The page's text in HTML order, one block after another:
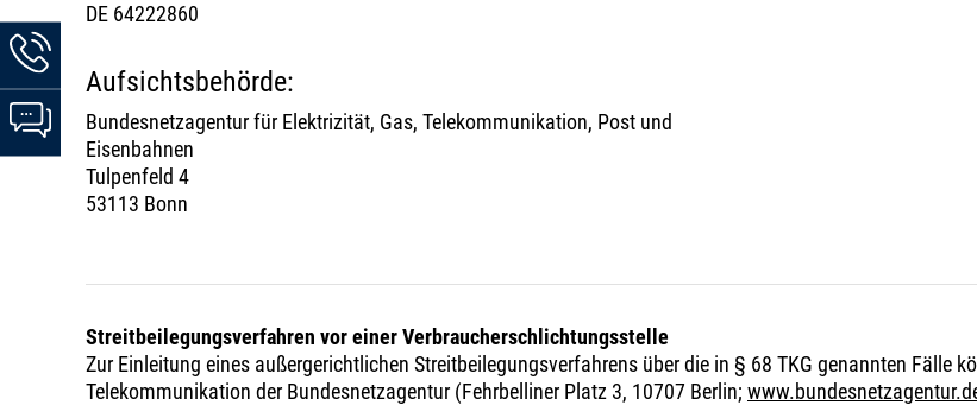
DE 64222860
Aufsichtsbehörde:
Bundesnetzagentur für Elektrizität, Gas, Telekommunikation, Post und
Eisenbahnen
Tulpenfeld 4
53113 Bonn
Streitbeilegungsverfahren vor einer Verbraucherschlichtungsstelle
Zur Einleitung eines außergerichtlichen Streitbeilegungsverfahrens über die in § 68 TKG genannten Fälle
Telekommunikation der Bundesnetzagentur (Fehrbelliner Platz 3, 10707 Berlin;
Hotline-
Informationen
werden
angezeigt
Chat-
Informationen
angezeigt